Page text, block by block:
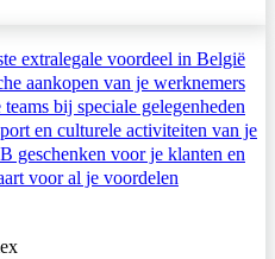
extralegale voordeel in België
aankopen van je werknemers
bij speciale gelegenheden
en culturele activiteiten van je
geschenken voor je klanten en
voor al je voordelen